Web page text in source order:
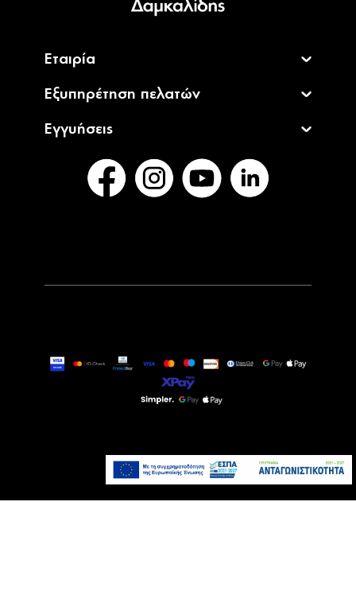
Προσθήκη στο καλάθι
Εταιρία
Εξυπηρέτηση πελατών
Εγγυήσεις